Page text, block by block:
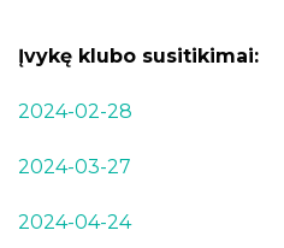
Įvykę klubo susitikimai:
2024-02-28
2024-03-27
2024-04-24